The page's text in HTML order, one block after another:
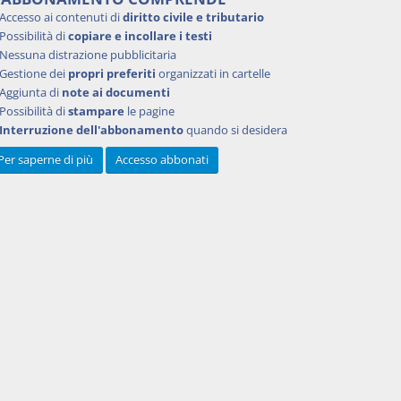
Not.,
Accesso ai contenuti didiritto civile e tributario
Possibilità dicopiare e incollare i testi
Nessuna distrazione pubblicitaria
Gestione dei propri preferiti organizzati in cartelle
Aggiunta di note ai documenti
Possibilità distampare le pagine
Interruzione dell'abbonamentoquando si desidera
saperne di più
Accesso abbonati